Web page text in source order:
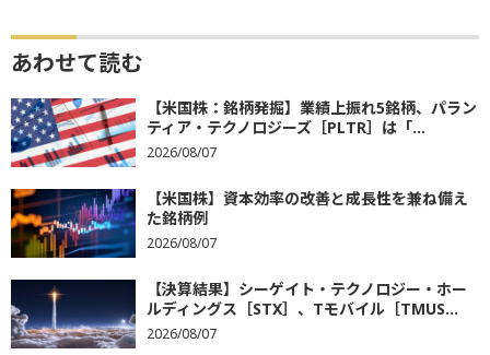
あわせて読む
【米国株：銘柄発掘】業績上振れ5銘柄、パラン
ティア・テクノロジーズ［PLTR］は「...
2026/08/07
【米国株】資本効率の改善と成長性を兼ね備え
た銘柄例
2026/08/07
【決算結果】シーゲイト・テクノロジー・ホー
ルディングス［STX］、Tモバイル［TMUS...
2026/08/07